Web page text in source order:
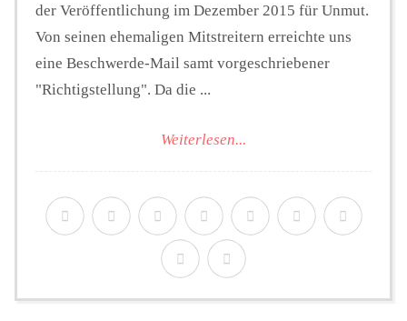
Unterstützen
der Veröffentlichung im Dezember 2015 für Unmut.
Von seinen ehemaligen Mitstreitern erreichte uns
eine Beschwerde-Mail samt vorgeschriebener
"Richtigstellung". Da die ...
Weiterlesen...